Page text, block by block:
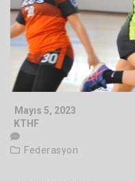
Mayıs 5, 2023
KTHF
Federasyon